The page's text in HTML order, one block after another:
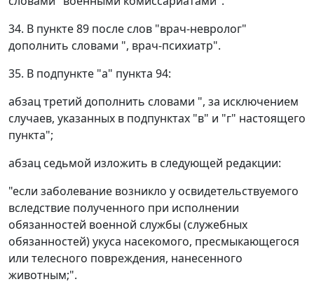
34. В пункте 89 после слов "врач-невролог"
дополнить словами ", врач-психиатр".
35. В подпункте "а" пункта 94:
абзац третий дополнить словами ", за исключением
случаев, указанных в подпунктах "в" и "г" настоящего
пункта";
абзац седьмой изложить в следующей редакции:
"если заболевание возникло у освидетельствуемого
вследствие полученного при исполнении
обязанностей военной службы (служебных
обязанностей) укуса насекомого, пресмыкающегося
или телесного повреждения, нанесенного
животным;".